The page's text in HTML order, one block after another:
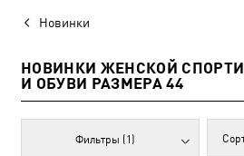
Новинки
НОВИНКИ ЖЕНСКОЙ
И ОБУВИ РАЗМЕРА 44
Фильтры (1)